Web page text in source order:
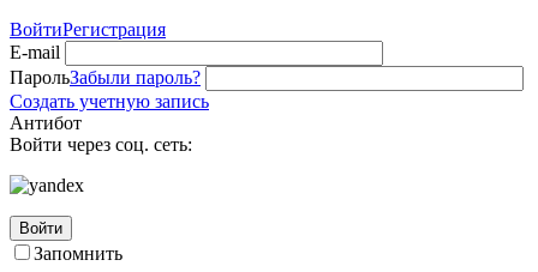
ВойтиРегистрация
E-mail
ПарольЗабыли пароль?
Создать учетную запись
Антибот
Войти через соц. сеть:
Войти
Запомнить